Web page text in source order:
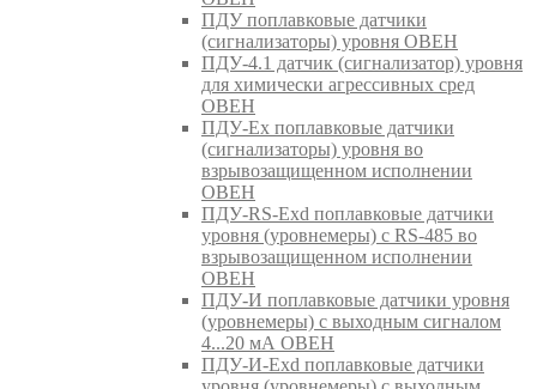
ПДУ поплавковые датчики
(сигнализаторы) уровня ОВЕН
ПДУ-4.1 датчик (сигнализатор) уровня
для химически агрессивных сред
ОВЕН
ПДУ-Ex поплавковые датчики
(сигнализаторы) уровня во
взрывозащищенном исполнении
ОВЕН
ПДУ-RS-Exd поплавковые датчики
уровня (уровнемеры) с RS-485 во
взрывозащищенном исполнении
ОВЕН
ПДУ-И поплавковые датчики уровня
(уровнемеры) с выходным сигналом
4...20 мА ОВЕН
ПДУ-И-Exd поплавковые датчики